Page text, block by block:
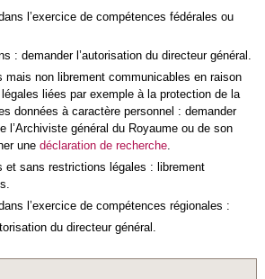
l’exercice de compétences fédérales ou
: demander l’autorisation du directeur général.
mais non librement communicables en raison
liées par exemple à la protection de la
données à caractère personnel : demander
l’Archiviste général du Royaume ou de son
une déclaration de recherche.
et sans restrictions légales : librement
l’exercice de compétences régionales :
du directeur général.